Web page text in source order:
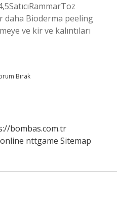
daha Bioderma peeling
ve kir ve kalıntıları
Bırak
bombas.com.tr
nttgame Sitemap